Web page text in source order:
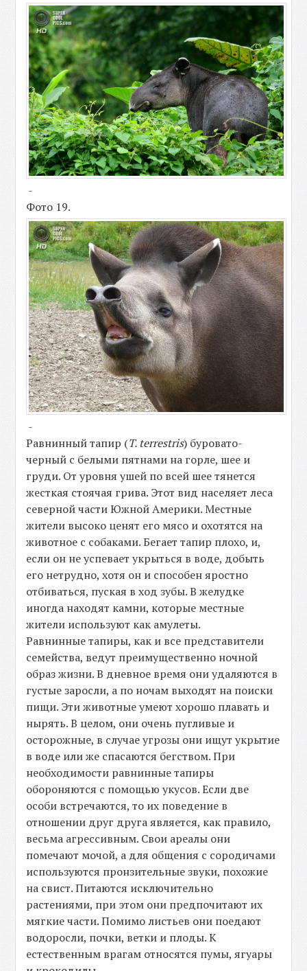
-
Фото 19.
-
Равнинный тапир (T. terrestris) буровато-
черный с белыми пятнами на горле, шее и
груди. От уровня ушей по всей шее тянется
жесткая стоячая грива. Этот вид населяет леса
северной части Южной Америки. Местные
жители высоко ценят его мясо и охотятся на
животное с собаками. Бегает тапир плохо, и,
если он не успевает укрыться в воде, добыть
его нетрудно, хотя он и способен яростно
отбиваться, пуская в ход зубы. В желудке
иногда находят камни, которые местные
жители используют как амулеты.
Равнинные тапиры, как и все представители
семейства, ведут преимущественно ночной
образ жизни. В дневное время они удаляются в
густые заросли, а по ночам выходят на поиски
пищи. Эти животные умеют хорошо плавать и
нырять. В целом, они очень пугливые и
осторожные, в случае угрозы они ищут укрытие
в воде или же спасаются бегством. При
необходимости равнинные тапиры
обороняются с помощью укусов. Если две
особи встречаются, то их поведение в
отношении друг друга является, как правило,
весьма агрессивным. Свои ареалы они
помечают мочой, а для общения с сородичами
используются пронзительные звуки, похожие
на свист. Питаются исключительно
растениями, при этом они предпочитают их
мягкие части. Помимо листьев они поедают
водоросли, почки, ветки и плоды. К
естественным врагам относятся пумы, ягуары